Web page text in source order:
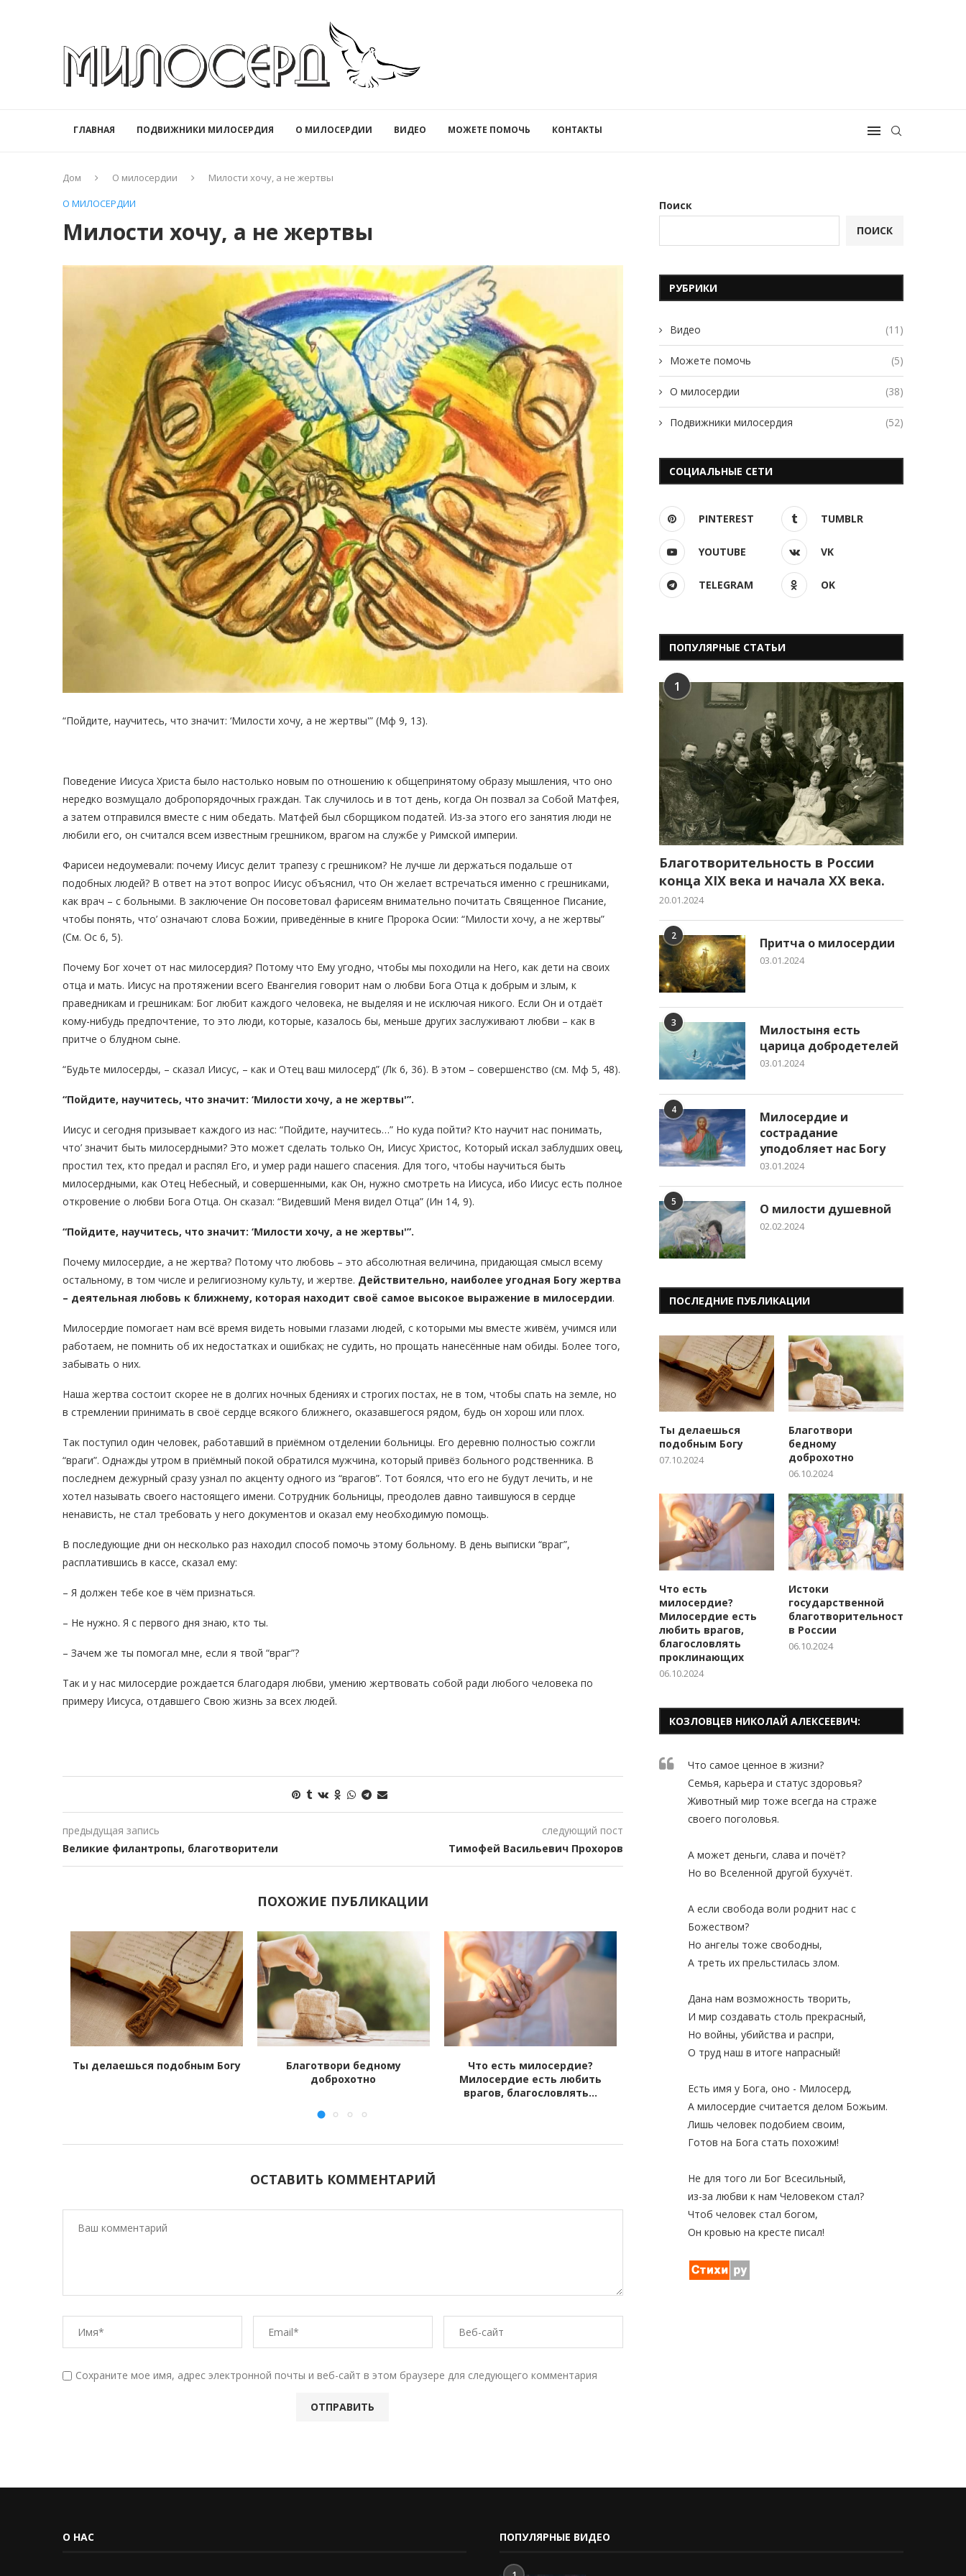
ГЛАВНАЯ ПОДВИЖНИКИ МИЛОСЕРДИЯ О МИЛОСЕРДИИ ВИДЕО МОЖЕТЕ ПОМОЧЬ КОНТАКТЫ
Дом О милосердии
Милости хочу, а не жертвы
О МИЛОСЕРДИИ
Милости хочу, а не жертвы
“Пойдите, научитесь, что значит: ‘Милости хочу, а не жертвы'” (Мф 9, 13).
Поведение Иисуса Христа было настолько новым по отношению к общепринятому образу мышления, что оно
нередко возмущало добропорядочных граждан. Так случилось и в тот день, когда Он позвал за Собой Матфея,
а затем отправился вместе с ним обедать. Матфей был сборщиком податей. Из-за этого его занятия люди не
любили его, он считался всем известным грешником, врагом на службе у Римской империи.
Фарисеи недоумевали: почему Иисус делит трапезу с грешником? Не лучше ли держаться подальше от
подобных людей? В ответ на этот вопрос Иисус объяснил, что Он желает встречаться именно с грешниками,
как врач – с больными. В заключение Он посоветовал фарисеям внимательно почитать Священное Писание,
чтобы понять, что’ означают слова Божии, приведённые в книге Пророка Осии: “Милости хочу, а не жертвы”
(См. Ос 6, 5).
Почему Бог хочет от нас милосердия? Потому что Ему угодно, чтобы мы походили на Него, как дети на своих
отца и мать. Иисус на протяжении всего Евангелия говорит нам о любви Бога Отца к добрым и злым, к
праведникам и грешникам: Бог любит каждого человека, не выделяя и не исключая никого. Если Он и отдаёт
кому-нибудь предпочтение, то это люди, которые, казалось бы, меньше других заслуживают любви – как в
притче о блудном сыне.
“Будьте милосерды, – сказал Иисус, – как и Отец ваш милосерд” (Лк 6, 36). В этом – совершенство (см. Мф 5, 48).
“Пойдите, научитесь, что значит: ‘Милости хочу, а не жертвы'”.
Иисус и сегодня призывает каждого из нас: “Пойдите, научитесь…” Но куда пойти? Кто научит нас понимать,
что’ значит быть милосердными? Это может сделать только Он, Иисус Христос, Который искал заблудших овец,
простил тех, кто предал и распял Его, и умер ради нашего спасения. Для того, чтобы научиться быть
милосердными, как Отец Небесный, и совершенными, как Он, нужно смотреть на Иисуса, ибо Иисус есть полное
откровение о любви Бога Отца. Он сказал: “Видевший Меня видел Отца” (Ин 14, 9).
“Пойдите, научитесь, что значит: ‘Милости хочу, а не жертвы'”.
Почему милосердие, а не жертва? Потому что любовь – это абсолютная величина, придающая смысл всему
остальному, в том числе и религиозному культу, и жертве. Действительно, наиболее угодная Богу жертва
– деятельная любовь к ближнему, которая находит своё самое высокое выражение в милосердии.
Милосердие помогает нам всё время видеть новыми глазами людей, с которыми мы вместе живём, учимся или
работаем, не помнить об их недостатках и ошибках; не судить, но прощать нанесённые нам обиды. Более того,
забывать о них.
Наша жертва состоит скорее не в долгих ночных бдениях и строгих постах, не в том, чтобы спать на земле, но
в стремлении принимать в своё сердце всякого ближнего, оказавшегося рядом, будь он хорош или плох.
Так поступил один человек, работавший в приёмном отделении больницы. Его деревню полностью сожгли
“враги”. Однажды утром в приёмный покой обратился мужчина, который привёз больного родственника. В
последнем дежурный сразу узнал по акценту одного из “врагов”. Тот боялся, что его не будут лечить, и не
хотел называть своего настоящего имени. Сотрудник больницы, преодолев давно таившуюся в сердце
ненависть, не стал требовать у него документов и оказал ему необходимую помощь.
В последующие дни он несколько раз находил способ помочь этому больному. В день выписки “враг”,
расплатившись в кассе, сказал ему:
– Я должен тебе кое в чём признаться.
– Не нужно. Я с первого дня знаю, кто ты.
– Зачем же ты помогал мне, если я твой “враг”?
Так и у нас милосердие рождается благодаря любви, умению жертвовать собой ради любого человека по
примеру Иисуса, отдавшего Свою жизнь за всех людей.
предыдущая запись
Великие филантропы, благотворители
следующий пост
Тимофей Васильевич Прохоров
ПОХОЖИЕ ПУБЛИКАЦИИ
Ты делаешься подобным Богу
Благотвори бедному
доброхотно
Что есть милосердие?
Милосердие есть любить
врагов, благословлять...
России
ОСТАВИТЬ КОММЕНТАРИЙ
Сохраните мое имя, адрес электронной почты и веб-сайт в этом браузере для следующего комментария
Поиск
ПОИСК
РУБРИКИ
Видео (11)
Можете помочь (5)
О милосердии (38)
Подвижники милосердия (52)
СОЦИАЛЬНЫЕ СЕТИ
PINTEREST TUMBLR
YOUTUBE VK
TELEGRAM OK
ПОПУЛЯРНЫЕ СТАТЬИ
1
Благотворительность в России
конца XIX века и начала XX века.
20.01.2024
2 Притча о милосердии
03.01.2024
3
Милостыня есть
царица добродетелей
03.01.2024
4
Милосердие и
сострадание
уподобляет нас Богу
03.01.2024
5 О милости душевной
02.02.2024
ПОСЛЕДНИЕ ПУБЛИКАЦИИ
Ты делаешься
подобным Богу
07.10.2024
Благотвори
бедному
доброхотно
06.10.2024
Что есть
милосердие?
Милосердие есть
любить врагов,
благословлять
проклинающих
06.10.2024
Истоки
государственной
благотворительности
в России
06.10.2024
КОЗЛОВЦЕВ НИКОЛАЙ АЛЕКСЕЕВИЧ:
Что самое ценное в жизни?
Семья, карьера и статус здоровья?
Животный мир тоже всегда на страже
своего поголовья.
А может деньги, слава и почёт?
Но во Вселенной другой бухучёт.
А если свобода воли роднит нас с
Божеством?
Но ангелы тоже свободны,
А треть их прельстилась злом.
Дана нам возможность творить,
И мир создавать столь прекрасный,
Но войны, убийства и распри,
О труд наш в итоге напрасный!
Есть имя у Бога, оно - Милосерд,
А милосердие считается делом Божьим.
Лишь человек подобием своим,
Готов на Бога стать похожим!
Не для того ли Бог Всесильный,
из-за любви к нам Человеком стал?
Чтоб человек стал богом,
Он кровью на кресте писал!
О НАС ПОПУЛЯРНЫЕ ВИДЕО